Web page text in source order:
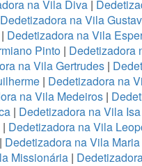
na Vila Diva |
Dedetizadora na Vila
Dedetizadora na Vila
Pinto | Dedetizadora
na Vila Gertrudes |
| Dedetizadora na
na Vila Medeiros |
| Dedetizadora na Vila Isa
| Dedetizadora na Vila
Dedetizadora na Vila
Missionária|